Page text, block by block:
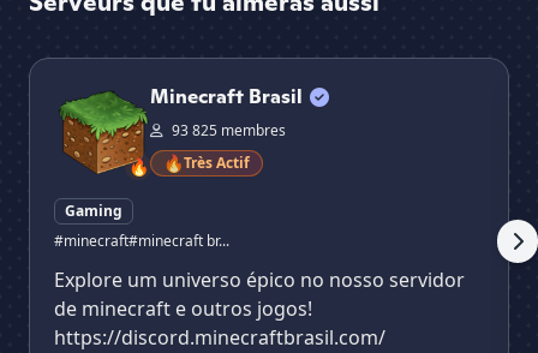
Minecraft Brasil
🔥
Minecraft Brasil
93 825 membres
🔥Très Actif
Gaming
#minecraft#minecraft br...
Explore um universo épico no nosso servidor
de minecraft e outros jogos!
https://discord.minecraftbrasil.com/